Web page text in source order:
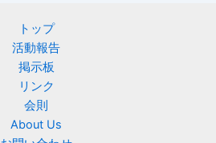
トップ
活動報告
掲示板
リンク
会則
About Us